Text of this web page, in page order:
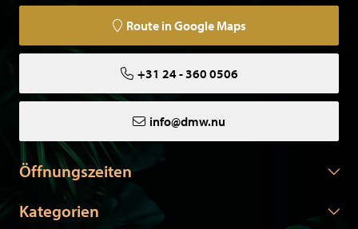
Stilvoll in jedem Interieur als Hausdekoration! Wenn Sie
besondere Wünsche haben, kontaktieren Sie uns bitte.
Route in Google Maps
+31 24 - 360 0506
info@dmw.nu
Öffnungszeiten
Kategorien